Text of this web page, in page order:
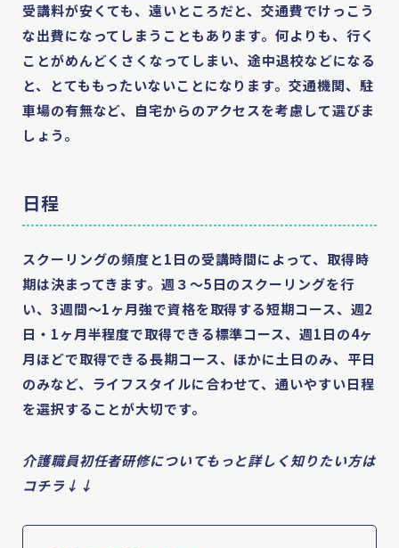
受講料が安くても、遠いところだと、交通費でけっこう
な出費になってしまうこともあります。何よりも、⾏く
ことがめんどくさくなってしまい、途中退校などになる
と、とてももったいないことになります。交通機関、駐
車場の有無など、自宅からのアクセスを考慮して選びま
しょう。
日程
スクーリングの頻度と1⽇の受講時間によって、取得時
期は決まってきます。週３〜5日のスクーリングを行
い、3週間〜1ヶ月強で資格を取得する短期コース、週2
日・1ヶ月半程度で取得できる標準コース、週1日の4ヶ
月ほどで取得できる長期コース、ほかに土日のみ、平日
のみなど、ライフスタイルに合わせて、通いやすい日程
を選択することが大切です。
介護職員初任者研修についてもっと詳しく知りたい方は
コチラ↓↓